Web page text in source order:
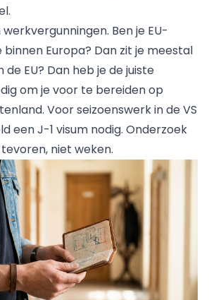
Ben je EU-
binnen Europa? Dan zit je meestal
de EU? Dan heb je de juiste
om je voor te bereiden op
Voorseizoenswerk in de VS
een J-1 visum nodig. Onderzoek
niet weken.